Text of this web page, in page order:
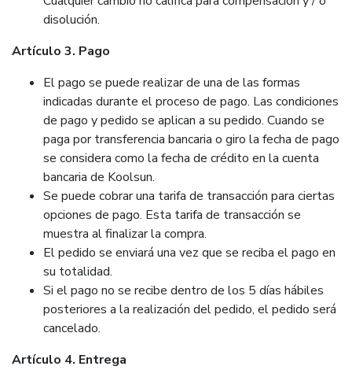
disolución.
Artículo 3. Pago
El pago se puede realizar de una de las formas
indicadas durante el proceso de pago. Las condiciones
de pago y pedido se aplican a su pedido. Cuando se
paga por transferencia bancaria o giro la fecha de pago
se considera como la fecha de crédito en la cuenta
bancaria de Koolsun.
Se puede cobrar una tarifa de transacción para ciertas
opciones de pago. Esta tarifa de transacción se
muestra al finalizar la compra.
El pedido se enviará una vez que se reciba el pago en
su totalidad.
Si el pago no se recibe dentro de los 5 días hábiles
posteriores a la realización del pedido, el pedido será
cancelado.
Artículo 4. Entrega